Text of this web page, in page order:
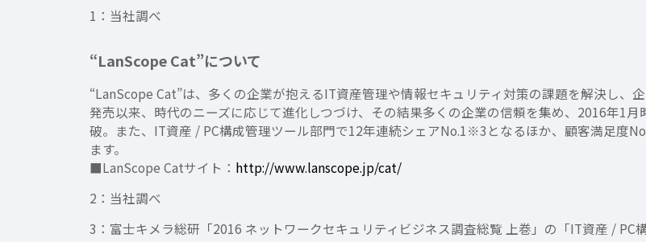
1：当社調べ
“LanScope Cat”について
“LanScope Cat”は、多くの企業が抱えるIT資産管理や情報セキュリティ対策の課題を解決し、
発売以来、時代のニーズに応じて進化しつづけ、その結果多くの企業の信頼を集め、2016年1
破。また、IT資産 / PC構成管理ツール部門で12年連続シェアNo.1※3となるほか、顧客満足度
ます。
■LanScope Catサイト： http://www.lanscope.jp/cat/
2：当社調べ
3：富士キメラ総研「2016 ネットワークセキュリティビジネス調査総覧 上巻」の「IT資産 / PC